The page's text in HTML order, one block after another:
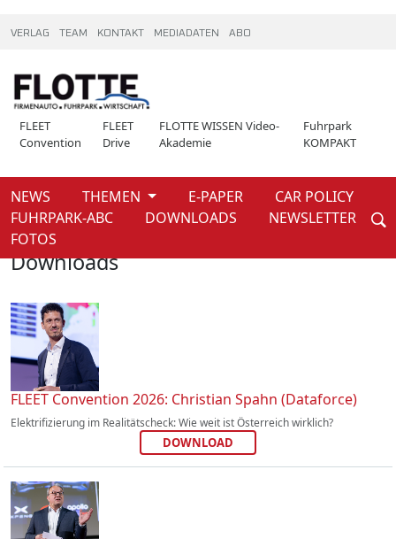
VERLAG TEAM KONTAKT MEDIADATEN ABO
FLEET
Convention
FLEET
Drive
FLOTTE WISSEN Video-
Akademie
Fuhrpark
KOMPAKT
NEWS THEMEN E-PAPER
CAR POLICY
FUHRPARK-ABC
DOWNLOADS
NEWSLETTER
FOTOS
Weiter
Home
Downloads
FLEET Convention 2026: Christian Spahn (Dataforce)
Elektrifizierung im Realitätscheck: Wie weit ist Österreich wirklich?
DOWNLOAD